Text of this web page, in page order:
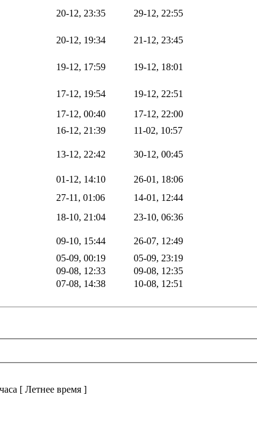
20-12, 23:35 29-12, 22:55
20-12, 19:34 21-12, 23:45
19-12, 17:59 19-12, 18:01
17-12, 19:54
19-12, 22:51
17-12, 00:40
17-12, 22:00
16-12, 21:39 11-02, 10:57
13-12, 22:42 30-12, 00:45
01-12, 14:10
26-01, 18:06
27-11, 01:06 14-01, 12:44
18-10, 21:04 23-10, 06:36
09-10, 15:44
26-07, 12:49
05-09, 00:19
05-09, 23:19
09-08, 12:33
09-08, 12:35
07-08, 14:38 10-08, 12:51
[ Летнее время ]